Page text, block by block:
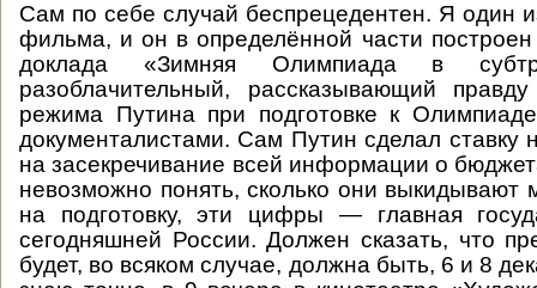
Сам по себе случай беспрецедентен. Я один
фильма, и он в определённой части
доклада «Зимняя Олимпиада в
разоблачительный, рассказывающий
режима Путина при подготовке к
документалистами. Сам Путин сделал ставку
на засекречивание всей информации о
невозможно понять, сколько они выкидывают
на подготовку, эти цифры — главная
сегодняшней России. Должен сказать, что
будет, во всяком случае, должна быть, 6 и 8